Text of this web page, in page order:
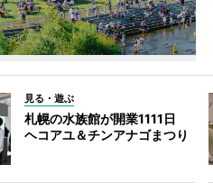
見る・遊ぶ
札幌の水族館が開業1111日
ヘコアユ＆チンアナゴまつり